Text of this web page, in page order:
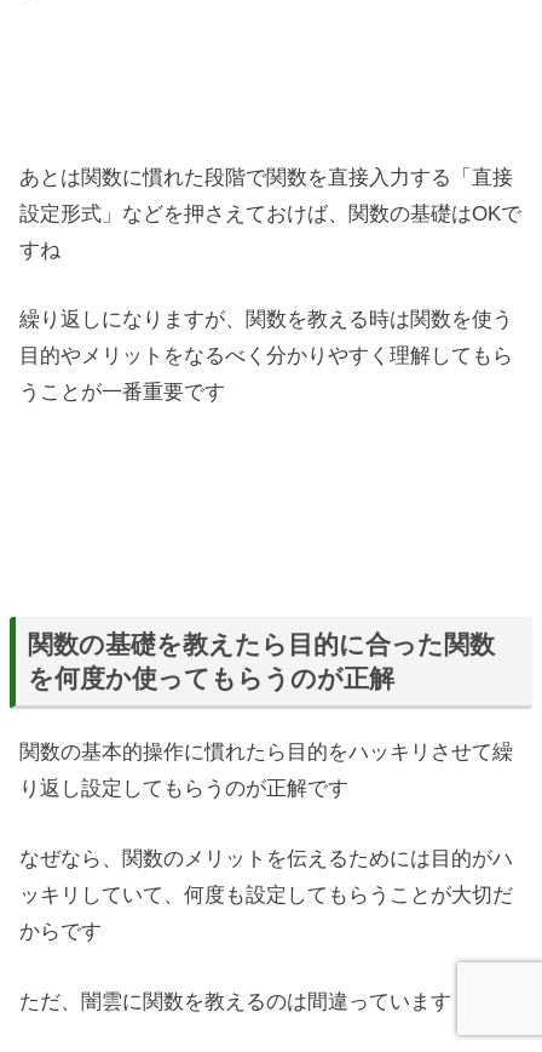
あとは関数に慣れた段階で関数を直接入力する「直接
設定形式」などを押さえておけば、関数の基礎はOKで
すね
繰り返しになりますが、関数を教える時は関数を使う
目的やメリットをなるべく分かりやすく理解してもら
うことが一番重要です
関数の基礎を教えたら目的に合った関数
を何度か使ってもらうのが正解
関数の基本的操作に慣れたら目的をハッキリさせて繰
り返し設定してもらうのが正解です
なぜなら、関数のメリットを伝えるためには目的がハ
ッキリしていて、何度も設定してもらうことが大切だ
からです
ただ、闇雲に関数を教えるのは間違っています